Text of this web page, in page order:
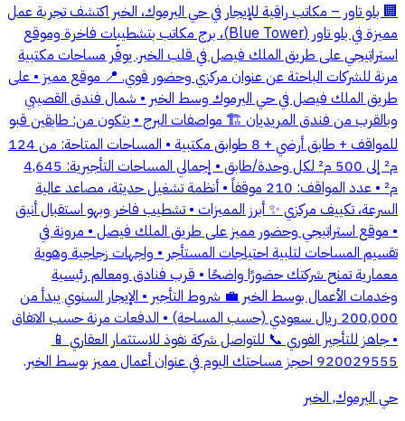
🏢 بلو تاور – مكاتب راقية للإيجار في حي اليرموك، الخبر اكتشف تجربة عمل
مميزة في بلو تاور (Blue Tower)، برج مكاتب بتشطيبات فاخرة وموقع
استراتيجي على طريق الملك فيصل في قلب الخبر. يوفّر مساحات مكتبية
مرنة للشركات الباحثة عن عنوان مركزي وحضور قوي. 📍 موقع مميز • على
طريق الملك فيصل في حي اليرموك وسط الخبر • شمال فندق القصيبي
وبالقرب من فندق المريديان 🏗️ مواصفات البرج • يتكون من: طابقين قبو
للمواقف + طابق أرضي + 8 طوابق مكتبية • المساحات المتاحة: من 124
م² إلى 500 م² لكل وحدة/طابق • إجمالي المساحات التأجيرية: 4,645
م² • عدد المواقف: 210 موقفاً • أنظمة تشغيل حديثة، مصاعد عالية
السرعة، تكييف مركزي ✨ أبرز المميزات • تشطيب فاخر وبهو استقبال أنيق
• موقع استراتيجي وحضور مميز على طريق الملك فيصل • مرونة في
تقسيم المساحات لتلبية احتياجات المستأجر • واجهات زجاجية وهوية
معمارية تمنح شركتك حضورًا واضحًا • قرب فنادق ومعالم رئيسية
وخدمات الأعمال بوسط الخبر 💼 شروط التأجير • الإيجار السنوي يبدأ من
200,000 ريال سعودي (حسب المساحة) • الدفعات مرنة حسب الاتفاق
• جاهز للتأجير الفوري 📞 للتواصل شركة نفوذ للاستثمار العقاري 📱
920029555 احجز مساحتك اليوم في عنوان أعمال مميز بوسط الخبر.
حي اليرموك, الخبر